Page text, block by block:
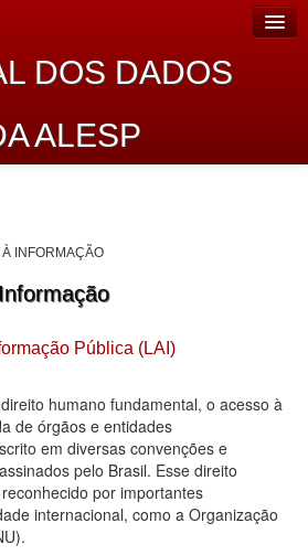
DOS DADOS
ALESP
Abertos
INFORMAÇÃO
Pública (LAI)
humano fundamental, o acesso à
de órgãos e entidades
em diversas convenções e
pelo Brasil. Esse direito
por importantes
internacional, como a Organização